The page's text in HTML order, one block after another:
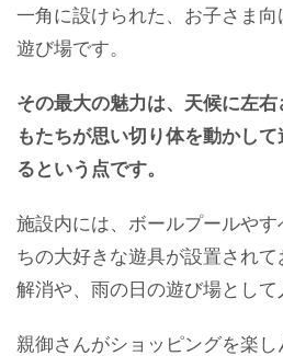
一角に設けられた、お子さま向
遊び場です。
その最大の魅力は、天候に左
もたちが思い切り体を動かし
るという点です。
施設内には、ボールプールや
ちの大好きな遊具が設置され
解消や、雨の日の遊び場として
親御さんがショッピングを楽